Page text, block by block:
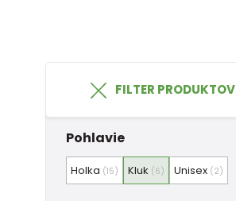
FILTER PRODUKTOV
Pohlavie
Holka (15) Kluk (6) Unisex (2)